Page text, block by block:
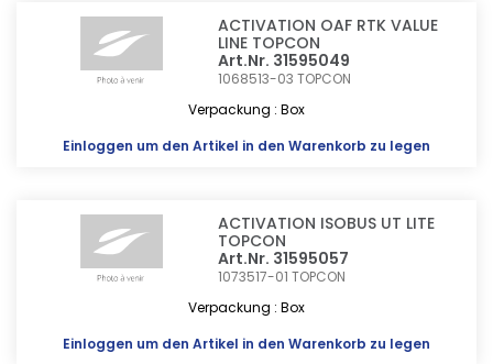
ACTIVATION OAF RTK VALUE
LINE TOPCON
Art.Nr. 31595049
1068513-03TOPCON
Verpackung : Box
Einloggen um den Artikel in den Warenkorb zu legen
ACTIVATION ISOBUS UT LITE
TOPCON
Art.Nr. 31595057
1073517-01TOPCON
Verpackung : Box
Einloggen um den Artikel in den Warenkorb zu legen